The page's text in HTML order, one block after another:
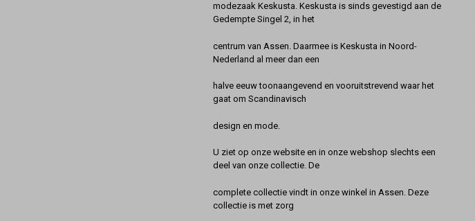
modezaak Keskusta. Keskusta is sinds gevestigd aan de
Gedempte Singel 2, in het
centrum van Assen. Daarmee is Keskusta in Noord-
Nederland al meer dan een
halve eeuw toonaangevend en vooruitstrevend waar het
gaat om Scandinavisch
design en mode.
U ziet op onze website en in onze webshop slechts een
deel van onze collectie. De
complete collectie vindt in onze winkel in Assen. Deze
collectie is met zorg